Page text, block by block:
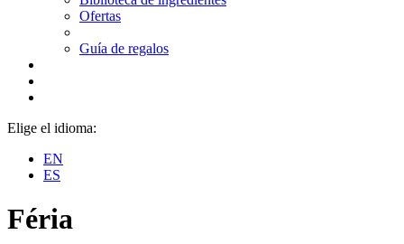
Ofertas
Guía de regalos
Elige el idioma:
EN
ES
Féria